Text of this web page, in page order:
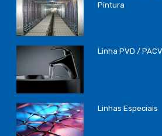
Pintura
Linha PVD /
Linhas Especiais